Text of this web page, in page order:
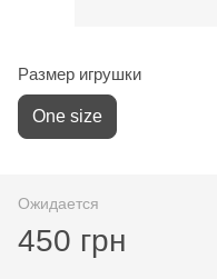
Размер игрушки
One size
Ожидается
450 грн